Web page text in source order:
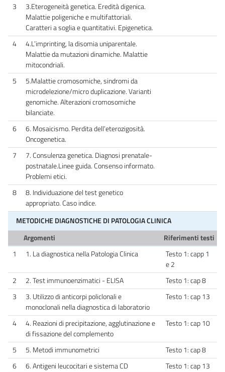
3
3.Eterogeneità genetica. Eredità digenica.
Malattie poligeniche e multifattoriali.
Caratteri a soglia e quantitativi. Epigenetica.
4
4.L’imprinting, la disomia uniparentale.
Malattie da mutazioni dinamiche. Malattie
mitocondriali.
5
5.Malattie cromosomiche, sindromi da
microdelezione/micro duplicazione. Varianti
genomiche. Alterazioni cromosomiche
bilanciate.
6
6. Mosaicismo. Perdita dell’eterozigosità.
Oncogenetica.
7
7. Consulenza genetica. Diagnosi prenatale-
postnatale.Linee guida. Consenso informato.
Problemi etici.
8
8. Individuazione del test genetico
appropriato. Caso indice.
METODICHE DIAGNOSTICHE DI PATOLOGIA CLINICA
Argomenti
Riferimenti testi
1
1. La diagnostica nella Patologia Clinica
Testo 1: capp 1
e 2
2
2. Test immunoenzimatici - ELISA
Testo 1: cap 8
3
3. Utilizzo di anticorpi policlonali e
monoclonali nella diagnostica di laboratorio
Testo 1: cap 13
4
4. Reazioni di precipitazione, agglutinazione e
di fissazione del complemento
Testo 1: cap 10
5 5. Metodi immunometrici
Testo 1: cap 8
6
6. Antigeni leucocitari e sistema CD
Testo 1: cap 13